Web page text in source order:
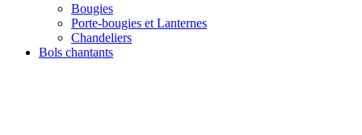
Bougies
Porte-bougies et Lanternes
Chandeliers
Bols chantants